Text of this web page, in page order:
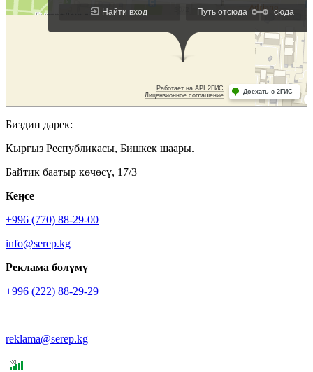
Биздин дарек:
Кыргыз Республикасы, Бишкек шаары.
Байтик баатыр көчөсү, 17/3
Кеӊсе
+996 (770) 88-29-00
info@serep.kg
Реклама бөлүмү
+996 (222) 88-29-29
reklama@serep.kg